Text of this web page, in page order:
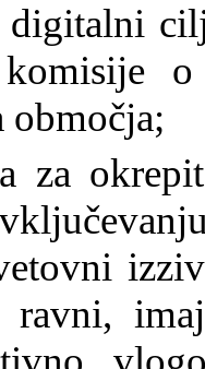
digitalni
komisije
območja;
za